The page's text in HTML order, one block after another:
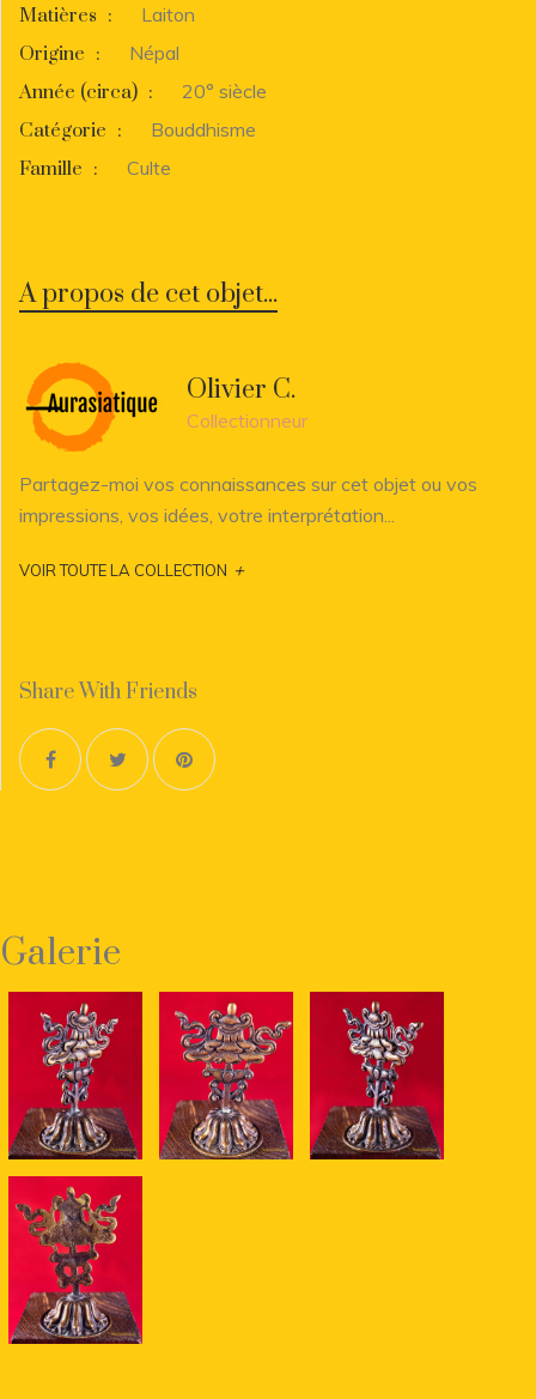
Matières :
Laiton
Origine :
Népal
Année (circa) :
20° siècle
Catégorie :
Bouddhisme
Famille : Culte
A propos de cet objet...
Olivier C.
Collectionneur
Partagez-moi vos connaissances sur cet objet ou vos
impressions, vos idées, votre interprétation...
VOIR TOUTE LA COLLECTION +
Share With Friends
Galerie